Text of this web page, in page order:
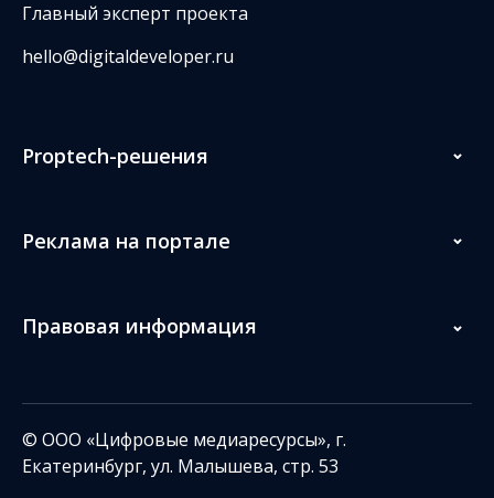
Главный эксперт проекта
hello@digitaldeveloper.ru
Proptech-решения
Реклама на портале
Правовая информация
© ООО «Цифровые медиаресурсы», г.
Екатеринбург, ул. Малышева, стр. 53